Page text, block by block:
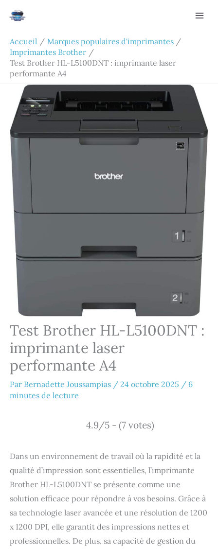
Accueil
Marques populaires d'imprimantes
Imprimantes Brother
Test Brother HL-L5100DNT : imprimante laser
performante A4
Test Brother HL-L5100DNT :
imprimante laser
performante A4
Par Bernadette Joussampias / 24 octobre 2025 / 6
minutes de lecture
4.9/5 - (7 votes)
Dans un environnement de travail où la rapidité et la
qualité d’impression sont essentielles, l’imprimante
Brother HL-L5100DNT se présente comme une
solution efficace pour répondre à vos besoins. Grâce à
sa technologie laser avancée et une résolution de 1200
x 1200 DPI, elle garantit des impressions nettes et
professionnelles. De plus, sa capacité de gestion du
Rechercher